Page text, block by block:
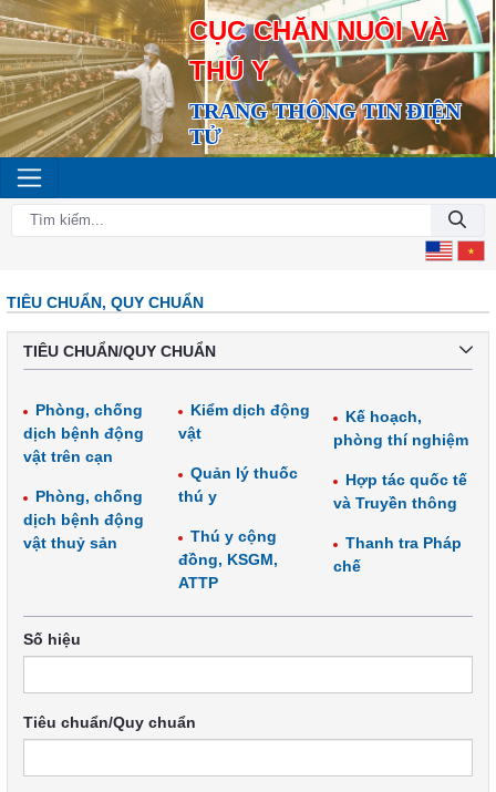
CỤC CHĂN NUÔI VÀ
THÚ Y
TRANG THÔNG TIN ĐIỆN
TỬ
TIÊU CHUẨN, QUY CHUẨN
TIÊU CHUẨN/QUY CHUẨN
Phòng, chống
dịch bệnh động
vật trên cạn
Phòng, chống
dịch bệnh động
vật thuỷ sản
Kiểm dịch động
vật
Quản lý thuốc
thú y
Thú y cộng
đồng, KSGM,
ATTP
Kế hoạch,
phòng thí nghiệm
Hợp tác quốc tế
và Truyền thông
Thanh tra Pháp
chế
Số hiệu
Tiêu chuẩn/Quy chuẩn